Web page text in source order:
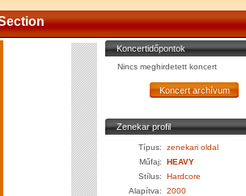
Koncertidőpontok
Nincs meghirdetett koncert
Zenekar profil
Típus:
zenekari oldal
Műfaj:
HEAVY
Stílus:
Hardcore
Alapítva:
2000